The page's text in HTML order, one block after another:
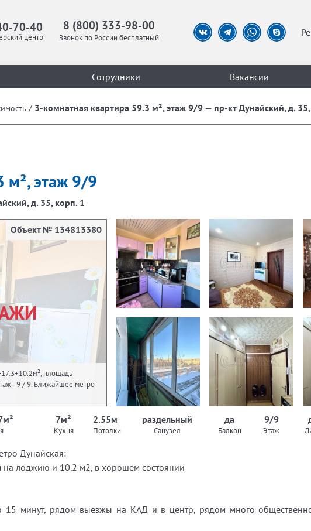
70-40
центр
8 (800) 333-98-00
Звонок по России бесплатный
Сотрудники Вакансии
/ 3-комнатная квартира 59.3 м², этаж 9/9 — пр-кт Дунайский, д.
м², этаж 9/9
д. 35, корп. 1
Объект № 134813380
площадь
- 9 / 9. Ближайшее метро
7м²
Кухня
2.55м
Потолки
раздельный
Санузел
да
Балкон
9/9
Этаж
Дунайская:
лоджию и 10.2 м2, в хорошем состоянии
минут, рядом выезжы на КАД и в центр, рядом много